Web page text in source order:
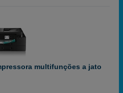
multifunções a jato